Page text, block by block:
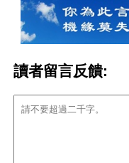
讀者留言反饋: